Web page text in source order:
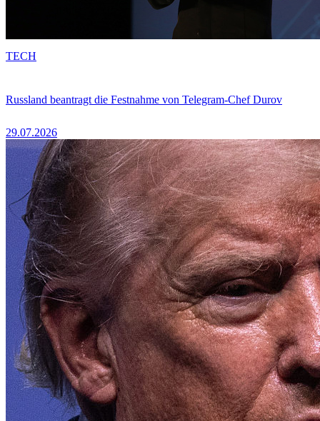
Russland beantragt die Festnahme von Telegram-Chef Durov
29.07.2026
TECH